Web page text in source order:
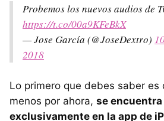
Probemos los nuevos audios de
https://t.co/00a9KFeBkX
— Jose García (@JoseDextro)
2018
Lo primero que debes saber es
menos por ahora, se
exclusivamente en la app de